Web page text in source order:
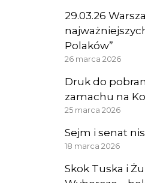
29.03.26
Polaków”
26 marca 2026
Druk do
zamachu na
25 marca 2026
Sejm i senat
18 marca 2026
Skok Tuska i